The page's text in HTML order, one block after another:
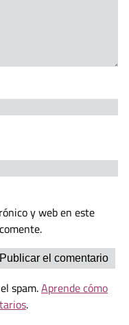
y web en este
spam.Aprende cómo
.